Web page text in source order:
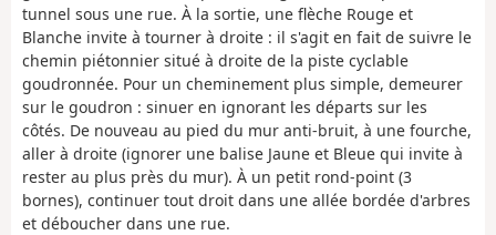
tunnel sous une rue. À la sortie, une flèche Rouge et
Blanche invite à tourner à droite : il s'agit en fait de suivre le
chemin piétonnier situé à droite de la piste cyclable
goudronnée. Pour un cheminement plus simple, demeurer
sur le goudron : sinuer en ignorant les départs sur les
côtés. De nouveau au pied du mur anti-bruit, à une fourche,
aller à droite (ignorer une balise Jaune et Bleue qui invite à
rester au plus près du mur). À un petit rond-point (3
bornes), continuer tout droit dans une allée bordée d'arbres
et déboucher dans une rue.